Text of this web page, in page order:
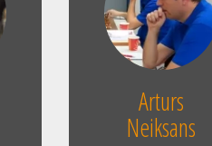
Arturs
Neiksans